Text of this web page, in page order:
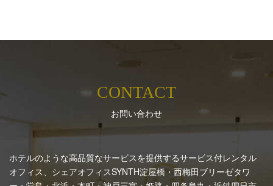
CONTACT
お問い合わせ
ホテルのような高品質なサービスを提供するサービス付レンタル
オフィス、シェアオフィスSYNTH淀屋橋・西梅田ブリーゼタワ